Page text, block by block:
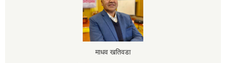
माधव खतिवडा